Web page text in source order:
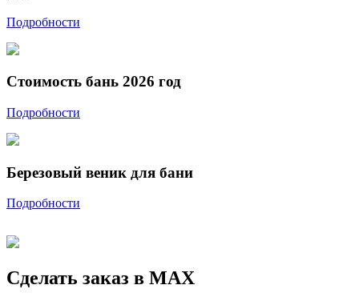
Подробности
Стоимость бань 2026 год
Подробности
Березовый веник для бани
Подробности
Сделать заказ в MAX